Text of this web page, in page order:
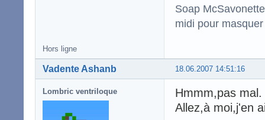
Soap
midi pour
Hors ligne
18.06.2007 14:51:16
Vadente Ashanb
Lombric ventriloque
Hmmm,pas mal.
Allez,à moi,j'en